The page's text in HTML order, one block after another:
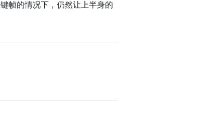
帧的情况下，仍然让上半身的